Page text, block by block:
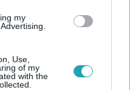
my
Use,
of my
with the
VÁD #GYANÚ